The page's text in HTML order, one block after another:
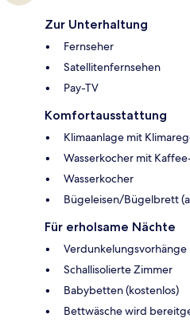
Zur Unterhaltung
Fernseher
Satellitenfernsehen
Pay-TV
Komfortausstattung
Klimaanlage mit
Wasserkocher mit
Wasserkocher
Bügeleisen/Bügelbrett
Für erholsame Nächte
Verdunkelungsvorhänge
Schallisolierte Zimmer
Babybetten (kostenlos)
Bettwäsche wird